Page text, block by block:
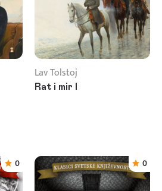
Lav Tolstoj
Rat i mir I
0
0